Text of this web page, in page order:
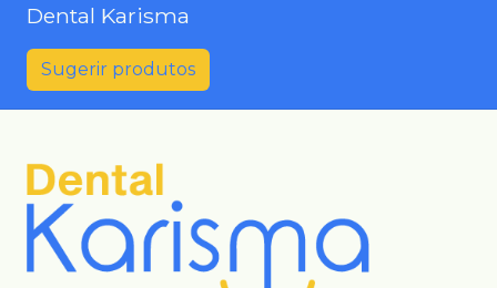
Dental Karisma
Sugerir produtos